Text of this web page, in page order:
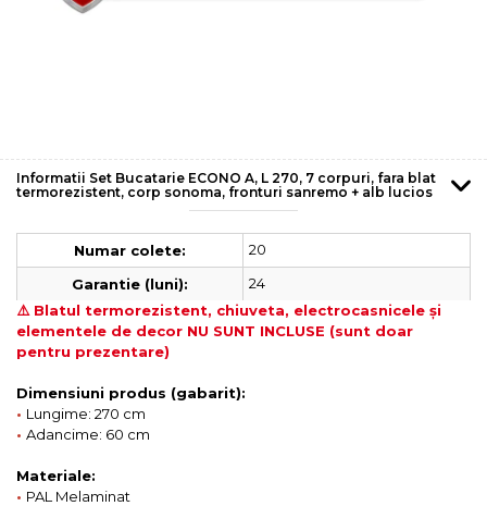
Informatii Set Bucatarie ECONO A, L 270, 7 corpuri, fara blat
termorezistent, corp sonoma, fronturi sanremo + alb lucios
Numar colete:
20
Garantie (luni):
24
⚠️ Blatul termorezistent, chiuveta, electrocasnicele și
elementele de decor NU SUNT INCLUSE (sunt doar
pentru prezentare)
Dimensiuni produs (gabarit):
• Lungime: 270 cm
• Adancime: 60 cm
Materiale:
• PAL Melaminat